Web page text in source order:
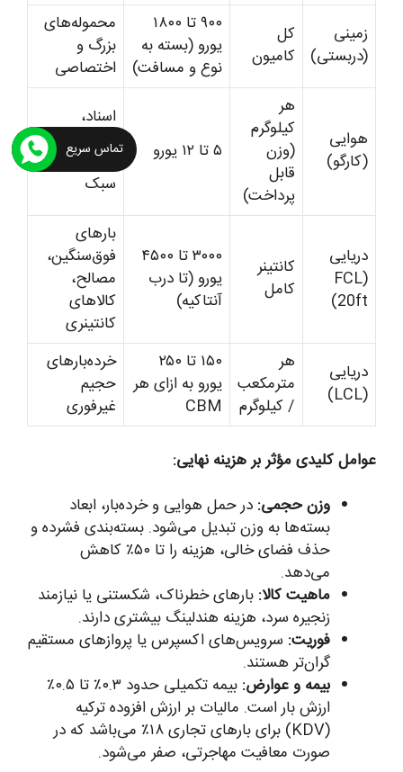
زمینی
(دربستی)
کل
کامیون
۹۰۰ تا ۱۸۰۰
یورو (بسته به
نوع و مسافت)
محموله‌های
بزرگ و
اختصاصی
هوایی
(کارگو)
هر
کیلوگرم
(وزن
قابل
پرداخت)
۵ تا ۱۲ یورو
اسناد،
نمونه‌های
فوری، کالای
سبک
دریایی
(FCL
20ft)
کانتینر
کامل
۳۰۰۰ تا ۴۵۰۰
یورو (تا درب
آنتاکیه)
بارهای
فوق‌سنگین،
مصالح،
کالاهای
کانتینری
دریایی
(LCL)
هر
مترمکعب
/ کیلوگرم
۱۵۰ تا ۲۵۰
یورو به ازای هر
CBM
خرده‌بارهای
حجیم
غیرفوری
عوامل کلیدی مؤثر بر هزینه نهایی:
وزن حجمی: در حمل هوایی و خرده‌بار، ابعاد
بسته‌ها به وزن تبدیل می‌شود. بسته‌بندی فشرده و
حذف فضای خالی، هزینه را تا ۵۰٪ کاهش
می‌دهد.
ماهیت کالا: بارهای خطرناک، شکستنی یا نیازمند
زنجیره سرد، هزینه هندلینگ بیشتری دارند.
فوریت: سرویس‌های اکسپرس یا پروازهای مستقیم
گران‌تر هستند.
بیمه و عوارض:
بیمه تکمیلی حدود ۰.۳٪ تا ۰.۵٪
ارزش بار است. مالیات بر ارزش افزوده ترکیه
(KDV) برای بارهای تجاری ۱۸٪ می‌باشد که در
صورت معافیت مهاجرتی، صفر می‌شود.
تماس سریع